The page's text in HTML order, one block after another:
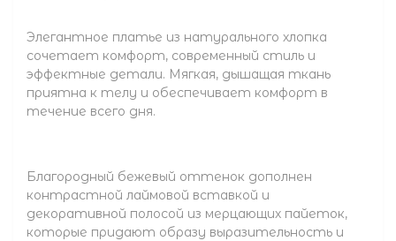
Элегантное платье из натурального хлопка
сочетает комфорт, современный стиль и
эффектные детали. Мягкая, дышащая ткань
приятна к телу и обеспечивает комфорт в
течение всего дня.
Благородный бежевый оттенок дополнен
контрастной лаймовой вставкой и
декоративной полосой из мерцающих пайеток,
которые придают образу выразительность и